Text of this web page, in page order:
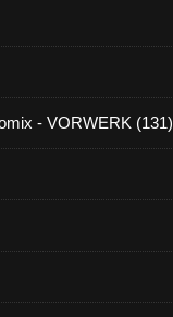
- VORWERK (131)